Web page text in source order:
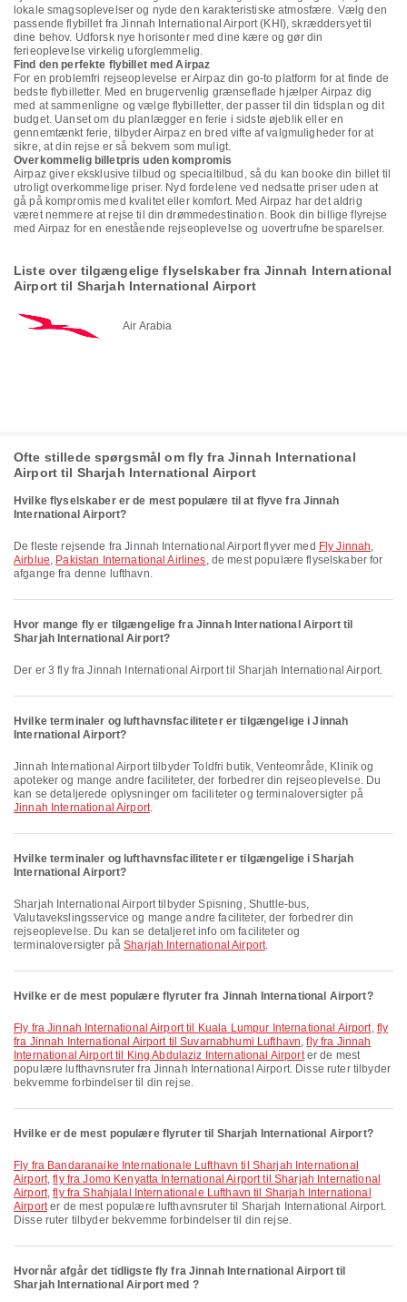
lokale smagsoplevelser og nyde den karakteristiske atmosfære. Vælg den
passende flybillet fra Jinnah International Airport (KHI), skræddersyet til
dine behov. Udforsk nye horisonter med dine kære og gør din
ferieoplevelse virkelig uforglemmelig.
Find den perfekte flybillet med Airpaz
For en problemfri rejseoplevelse er Airpaz din go-to platform for at finde de
bedste flybilletter. Med en brugervenlig grænseflade hjælper Airpaz dig
med at sammenligne og vælge flybilletter, der passer til din tidsplan og dit
budget. Uanset om du planlægger en ferie i sidste øjeblik eller en
gennemtænkt ferie, tilbyder Airpaz en bred vifte af valgmuligheder for at
sikre, at din rejse er så bekvem som muligt.
Overkommelig billetpris uden kompromis
Airpaz giver eksklusive tilbud og specialtilbud, så du kan booke din billet til
utroligt overkommelige priser. Nyd fordelene ved nedsatte priser uden at
gå på kompromis med kvalitet eller komfort. Med Airpaz har det aldrig
været nemmere at rejse til din drømmedestination. Book din billige flyrejse
med Airpaz for en enestående rejseoplevelse og uovertrufne besparelser.
Liste over tilgængelige flyselskaber fra Jinnah International
Airport til Sharjah International Airport
Air Arabia
Ofte stillede spørgsmål om fly fra Jinnah International
Airport til Sharjah International Airport
Hvilke flyselskaber er de mest populære til at flyve fra Jinnah
International Airport?
De fleste rejsende fra Jinnah International Airport flyver med Fly Jinnah,
Airblue, Pakistan International Airlines, de mest populære flyselskaber for
afgange fra denne lufthavn.
Hvor mange fly er tilgængelige fra Jinnah International Airport til
Sharjah International Airport?
Der er 3 fly fra Jinnah International Airport til Sharjah International Airport.
Hvilke terminaler og lufthavnsfaciliteter er tilgængelige i Jinnah
International Airport?
Jinnah International Airport tilbyder Toldfri butik, Venteområde, Klinik og
apoteker og mange andre faciliteter, der forbedrer din rejseoplevelse. Du
kan se detaljerede oplysninger om faciliteter og terminaloversigter på
Jinnah International Airport.
Hvilke terminaler og lufthavnsfaciliteter er tilgængelige i Sharjah
International Airport?
Sharjah International Airport tilbyder Spisning, Shuttle-bus,
Valutavekslingsservice og mange andre faciliteter, der forbedrer din
rejseoplevelse. Du kan se detaljeret info om faciliteter og
terminaloversigter påSharjah International Airport.
Hvilke er de mest populære flyruter fra Jinnah International Airport?
fly fra Jinnah International Airport til Kuala Lumpur International Airport, fly
fra Jinnah International Airport til Suvarnabhumi Lufthavn,fly fra Jinnah
International Airport til King Abdulaziz International Airporter de mest
populære lufthavnsruter fra Jinnah International Airport. Disse ruter tilbyder
bekvemme forbindelser til din rejse.
Hvilke er de mest populære flyruter til Sharjah International Airport?
fly fra Bandaranaike Internationale Lufthavn til Sharjah International
Airport,fly fra Jomo Kenyatta International Airport til Sharjah International
Airport,fly fra Shahjalal Internationale Lufthavn til Sharjah International
Airporter de mest populære lufthavnsruter til Sharjah International Airport.
Disse ruter tilbyder bekvemme forbindelser til din rejse.
Hvornår afgår det tidligste fly fra Jinnah International Airport til
Sharjah International Airport med ?